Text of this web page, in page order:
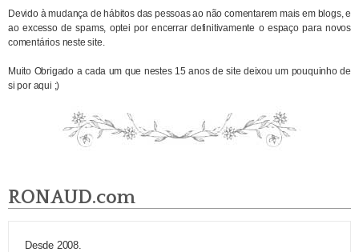
Devido à mudança de hábitos das pessoas ao não comentarem mais em blogs, e
ao excesso de spams, optei por encerrar definitivamente o espaço para novos
comentários neste site.
Muito Obrigado a cada um que nestes 15 anos de site deixou um pouquinho de
si por aqui ;)
RONAUD.com
Desde 2008.